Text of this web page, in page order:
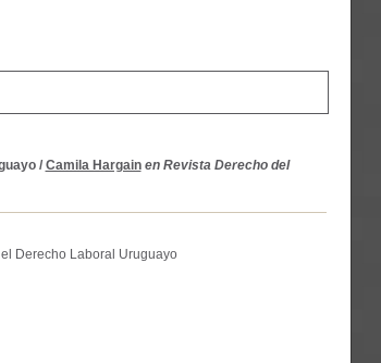
/ Camila Hargain en Revista Derecho del
Derecho Laboral Uruguayo